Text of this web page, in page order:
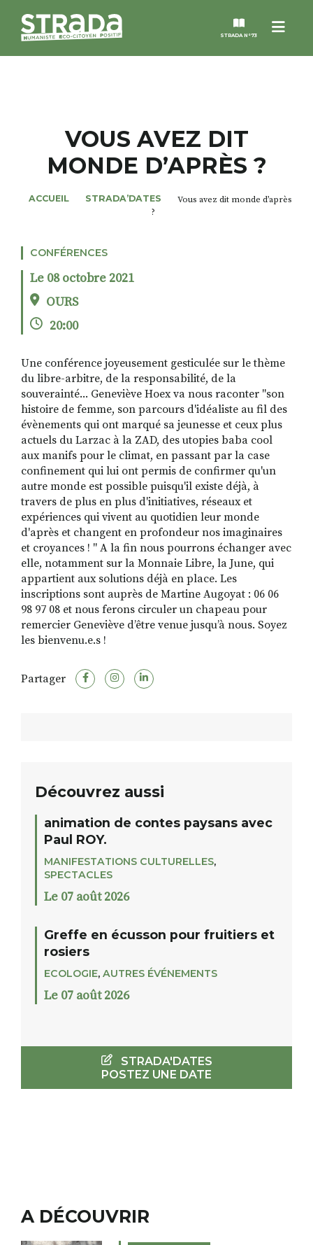
Menu
STRADA N°73
MAGAZINES
NOS THÈMES
ALTER STRADA
RECHERCHER
S'ABONNER
S'INSCRIRE À LA NEWSLETTER
FACEBOOKINSTAGRAM
LINKEDINYOUTUBE
VOUS AVEZ DIT
MONDE D’APRÈS ?
ACCUEIL STRADA’DATES
Vous avez dit monde d’après
?
CONFÉRENCES
Le 08 octobre 2021
OURS
20:00
Une conférence joyeusement gesticulée sur le thème
du libre-arbitre, de la responsabilité, de la
souverainté... Geneviève Hoex va nous raconter "son
histoire de femme, son parcours d'idéaliste au fil des
évènements qui ont marqué sa jeunesse et ceux plus
actuels du Larzac à la ZAD, des utopies baba cool
aux manifs pour le climat, en passant par la case
confinement qui lui ont permis de confirmer qu'un
autre monde est possible puisqu'il existe déjà, à
travers de plus en plus d'initiatives, réseaux et
expériences qui vivent au quotidien leur monde
d'après et changent en profondeur nos imaginaires
et croyances ! " A la fin nous pourrons échanger avec
elle, notamment sur la Monnaie Libre, la June, qui
appartient aux solutions déjà en place. Les
inscriptions sont auprès de Martine Augoyat : 06 06
98 97 08 et nous ferons circuler un chapeau pour
remercier Geneviève d’être venue jusqu’à nous. Soyez
les bienvenu.e.s !
Partager
Découvrez aussi
animation de contes paysans avec
Paul ROY.
MANIFESTATIONS CULTURELLES,
SPECTACLES
Le 07 août 2026
Greffe en écusson pour fruitiers et
rosiers
ECOLOGIE, AUTRES ÉVÉNEMENTS
Le 07 août 2026
STRADA'DATES
POSTEZ UNE DATE
A DÉCOUVRIR